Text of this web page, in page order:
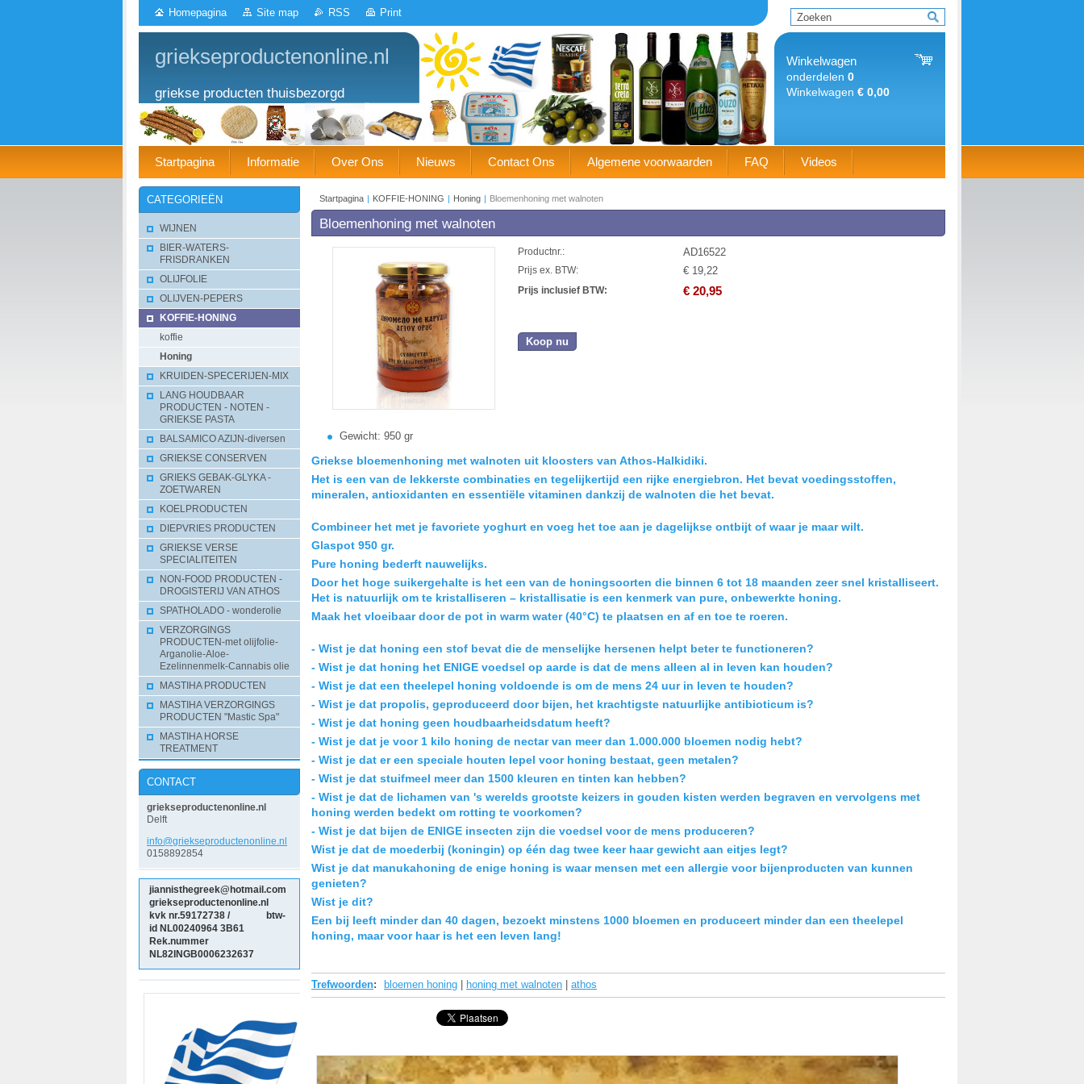
Homepagina Site map RSS Print
griekseproductenonline.nl
griekse producten thuisbezorgd
Winkelwagen
onderdelen 0
Winkelwagen € 0,00
Startpagina Informatie Over Ons Nieuws Contact Ons Algemene voorwaarden FAQ Videos
Startpagina | KOFFIE-HONING | Honing | Bloemenhoning met walnoten
Bloemenhoning met walnoten
Gewicht: 950 gr
Productnr.: AD16522
Prijs ex. BTW: € 19,22
Prijs inclusief BTW: € 20,95
Koop nu
Griekse bloemenhoning met walnoten uit kloosters van Athos-Halkidiki.
Het is een van de lekkerste combinaties en tegelijkertijd een rijke energiebron. Het bevat voedingsstoffen,
mineralen, antioxidanten en essentiële vitaminen dankzij de walnoten die het bevat.
Combineer het met je favoriete yoghurt en voeg het toe aan je dagelijkse ontbijt of waar je maar wilt.
Glaspot 950 gr.
Pure honing bederft nauwelijks.
Door het hoge suikergehalte is het een van de honingsoorten die binnen 6 tot 18 maanden zeer snel kristalliseert.
Het is natuurlijk om te kristalliseren – kristallisatie is een kenmerk van pure, onbewerkte honing.
Maak het vloeibaar door de pot in warm water (40°C) te plaatsen en af ​​en toe te roeren.
- Wist je dat honing een stof bevat die de menselijke hersenen helpt beter te functioneren?
- Wist je dat honing het ENIGE voedsel op aarde is dat de mens alleen al in leven kan houden?
- Wist je dat een theelepel honing voldoende is om de mens 24 uur in leven te houden?
- Wist je dat propolis, geproduceerd door bijen, het krachtigste natuurlijke antibioticum is?
- Wist je dat honing geen houdbaarheidsdatum heeft?
- Wist je dat je voor 1 kilo honing de nectar van meer dan 1.000.000 bloemen nodig hebt?
- Wist je dat er een speciale houten lepel voor honing bestaat, geen metalen?
- Wist je dat stuifmeel meer dan 1500 kleuren en tinten kan hebben?
- Wist je dat de lichamen van 's werelds grootste keizers in gouden kisten werden begraven en vervolgens met
honing werden bedekt om rotting te voorkomen?
- Wist je dat bijen de ENIGE insecten zijn die voedsel voor de mens produceren?
Wist je dat de moederbij (koningin) op één dag twee keer haar gewicht aan eitjes legt?
Wist je dat manukahoning de enige honing is waar mensen met een allergie voor bijenproducten van kunnen
genieten?
Wist je dit?
Een bij leeft minder dan 40 dagen, bezoekt minstens 1000 bloemen en produceert minder dan een theelepel
honing, maar voor haar is het een leven lang!
Trefwoorden: bloemen honing honing met walnoten athos
CATEGORIEËN
WIJNEN
BIER-WATERS-
FRISDRANKEN
OLIJFOLIE
OLIJVEN-PEPERS
KOFFIE-HONING
koffie
Honing
KRUIDEN-SPECERIJEN-MIX
LANG HOUDBAAR
PRODUCTEN - NOTEN -
GRIEKSE PASTA
BALSAMICO AZIJN-diversen
GRIEKSE CONSERVEN
GRIEKS GEBAK-GLYKA -
ZOETWAREN
KOELPRODUCTEN
DIEPVRIES PRODUCTEN
GRIEKSE VERSE
SPECIALITEITEN
NON-FOOD PRODUCTEN -
DROGISTERIJ VAN ATHOS
SPATHOLADO - wonderolie
VERZORGINGS
PRODUCTEN-met olijfolie-
Arganolie-Aloe-
Ezelinnenmelk-Cannabis olie
MASTIHA PRODUCTEN
MASTIHA VERZORGINGS
PRODUCTEN "Mastic Spa"
MASTIHA HORSE
TREATMENT
CONTACT
griekseproductenonline.nl
Delft
info@griekseproductenonl ine.nl
0158892854
jiannisthegreek@hotmail.com
griekseproductenonline.nl
kvk nr.59172738 / btw-
id NL002409643B61
Rek.nummer
NL82INGB0006232637